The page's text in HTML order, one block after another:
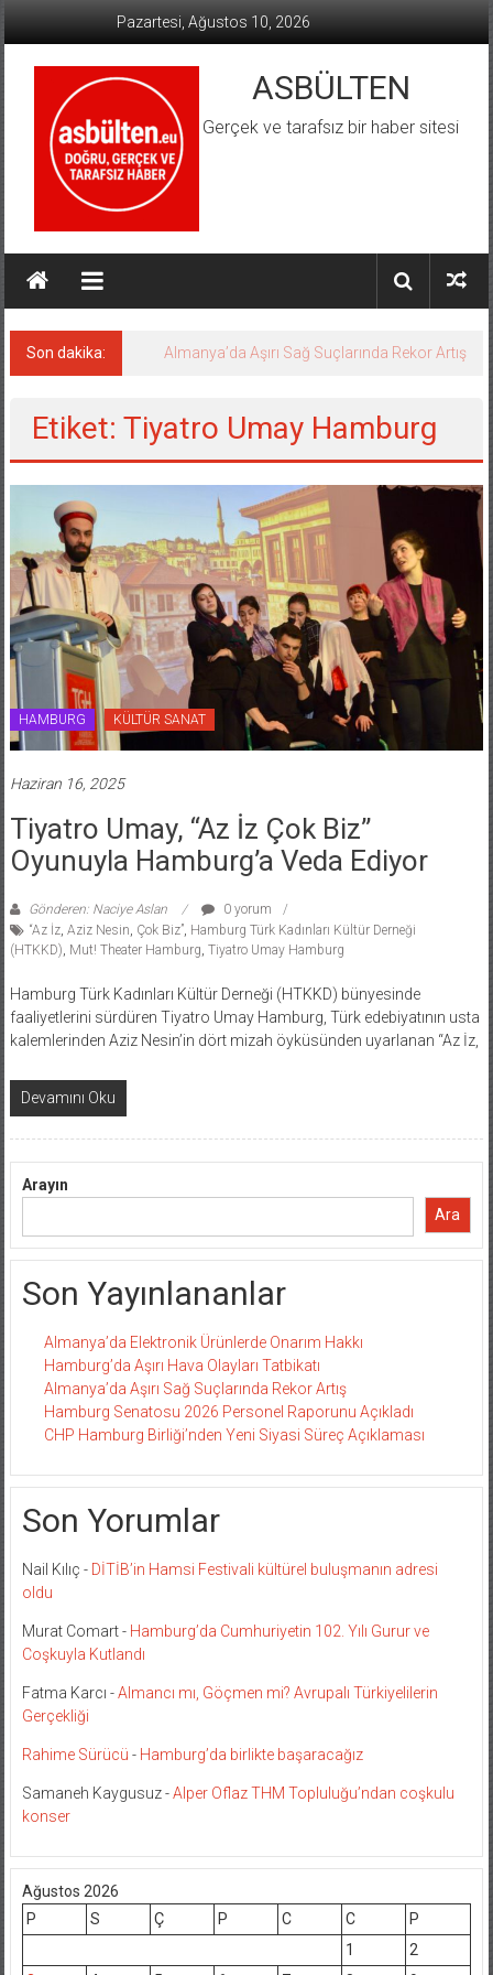
Pazartesi, Ağustos 10, 2026
ASBÜLTEN
Gerçek ve tarafsız bir haber sitesi
Son dakika: Almanya’da Aşırı Sağ Suçlarında Rekor Artış
Etiket: Tiyatro Umay Hamburg
HAMBURG KÜLTÜR SANAT
Haziran 16, 2025
Tiyatro Umay, “Az İz Çok Biz”
Oyunuyla Hamburg’a Veda Ediyor
Gönderen: Naciye Aslan
0 yorum
“Az İz, Aziz Nesin Çok Biz”, Hamburg Türk Kadınları Kültür Derneği
(HTKKD) Mut! Theater Hamburg Tiyatro Umay Hamburg
Hamburg Türk Kadınları Kültür Derneği (HTKKD) bünyesinde
faaliyetlerini sürdüren Tiyatro Umay Hamburg, Türk edebiyatının usta
kalemlerinden Aziz Nesin’in dört mizah öyküsünden uyarlanan “Az İz,
Devamını Oku
Arayın
Ara
Son Yayınlananlar
Almanya’da Elektronik Ürünlerde Onarım Hakkı
Hamburg’da Aşırı Hava Olayları Tatbikatı
Almanya’da Aşırı Sağ Suçlarında Rekor Artış
Hamburg Senatosu 2026 Personel Raporunu Açıkladı
CHP Hamburg Birliği’nden Yeni Siyasi Süreç Açıklaması
Son Yorumlar
Nail Kılıç - DİTİB’in Hamsi Festivali kültürel buluşmanın adresi
oldu
Murat Comart- Hamburg’da Cumhuriyetin 102. Yılı Gurur ve
Coşkuyla Kutlandı
Fatma Karcı -Almancı mı, Göçmen mi? Avrupalı Türkiyelilerin
Gerçekliği
Rahime Sürücü - Hamburg’da birlikte başaracağız
Samaneh Kaygusuz-Alper Oflaz THM Topluluğu’ndan coşkulu
konser
Ağustos 2026
P
S Ç P C C
P
1
2